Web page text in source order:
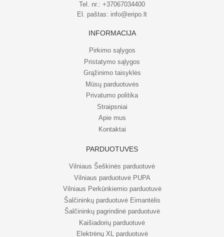
Tel. nr.: +37067034400
El. paštas: info@eripo.lt
INFORMACIJA
Pirkimo sąlygos
Pristatymo sąlygos
Grąžinimo taisyklės
Mūsų parduotuvės
Privatumo politika
Straipsniai
Apie mus
Kontaktai
PARDUOTUVĖS
Vilniaus Šeškinės parduotuvė
Vilniaus parduotuvė PUPA
Vilniaus Perkūnkiemio parduotuvė
Šalčininkų parduotuvė Eimantėlis
Šalčininkų pagrindinė parduotuvė
Kaišiadorių parduotuvė
Elektrėnų XL parduotuvė